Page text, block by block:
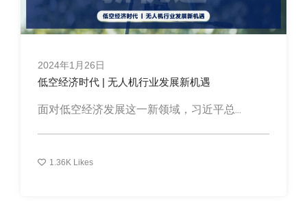
2024年1月26日
低空经济时代 | 无人机行业发展新机遇
面对低空经济发展这一新领域，习近平总...
1.36K Likes